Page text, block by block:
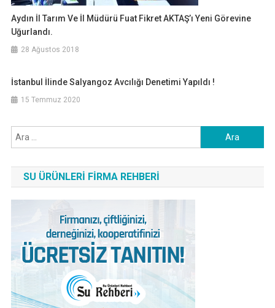
Aydın İl Tarım Ve İl Müdürü Fuat Fikret AKTAŞ’ı Yeni Görevine
Uğurlandı.
28 Ağustos 2018
İstanbul İlinde Salyangoz Avcılığı Denetimi Yapıldı !
15 Temmuz 2020
Arama:
SU ÜRÜNLERI FIRMA REHBERI